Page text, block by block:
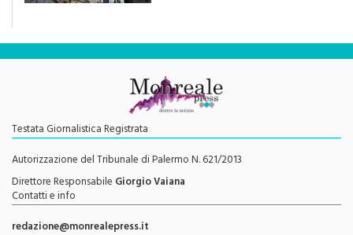
Testata Giornalistica Registrata
Autorizzazione del Tribunale di Palermo N. 621/2013
Direttore ResponsabileGiorgio Vaiana
Contatti e info